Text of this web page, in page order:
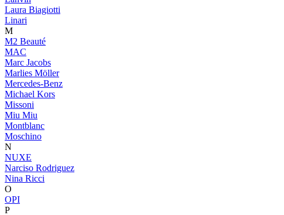
Laura Biagiotti
Linari
M
M2 Beauté
MAC
Marc Jacobs
Marlies Möller
Mercedes-Benz
Michael Kors
Missoni
Miu Miu
Montblanc
Moschino
N
NUXE
Narciso Rodriguez
Nina Ricci
O
OPI
P